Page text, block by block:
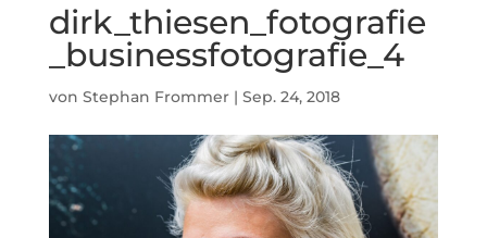
dirk_thiesen_fotografie
_businessfotografie_4
von Stephan Frommer| Sep. 24, 2018